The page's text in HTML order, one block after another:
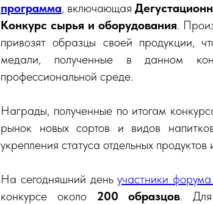
программа, включающая
Конкурс сырья и оборудования.
привозят образцы своей продукции,
медали, полученные в данном
профессиональной среде.
Награды, полученные по итогам
рынок новых сортов и видов
укрепления статуса отдельных
На сегодняшний деньучастники
конкурсе около 200 образцов. Для